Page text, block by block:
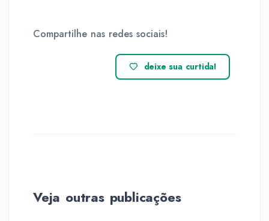
Compartilhe nas redes sociais!
deixe sua curtida!
Veja outras publicações